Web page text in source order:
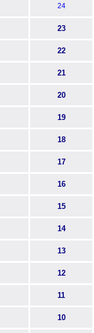
24
23
22
21
20
19
18
17
16
15
14
13
12
11
10